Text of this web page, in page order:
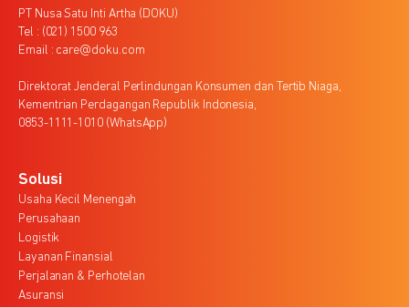
PT Nusa Satu Inti Artha (DOKU)
Tel : (021) 1500 963
Email : care@doku.com
Direktorat Jenderal Perlindungan Konsumen dan Tertib Niaga,
Kementrian Perdagangan Republik Indonesia,
0853-1111-1010 (WhatsApp)
Solusi
Usaha Kecil Menengah
Perusahaan
Logistik
Layanan Finansial
Perjalanan & Perhotelan
Asuransi